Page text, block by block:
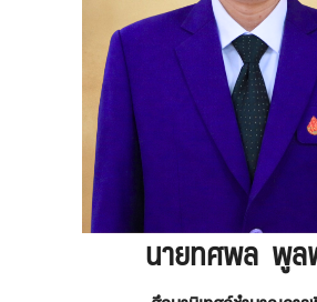
นายทศพล พูล